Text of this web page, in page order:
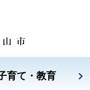
育て・教育